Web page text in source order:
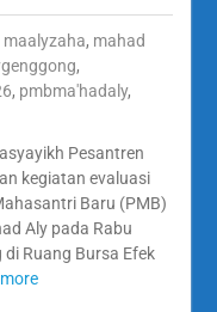
maalyzaha, mahad
,
, pmbma'hadaly,
Pesantren
kegiatan evaluasi
Baru (PMB)
Aly pada Rabu
Ruang Bursa Efek